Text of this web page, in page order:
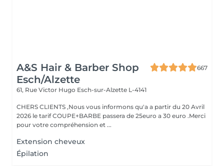
A&S Hair & Barber Shop
Esch/Alzette
667
61, Rue Victor Hugo Esch-sur-Alzette L-4141
CHERS CLIENTS ,Nous vous informons qu'a a partir du 20 Avril
2026 le tarif COUPE+BARBE passera de 25euro a 30 euro .Merci
pour votre compréhension et ...
Extension cheveux
Épilation